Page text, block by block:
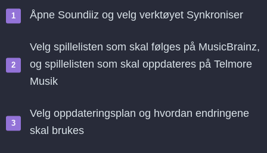
Åpne Soundiiz og velg verktøyet Synkroniser
Velg spillelisten som skal følges på MusicBrainz,
og spillelisten som skal oppdateres på Telmore
Musik
Velg oppdateringsplan og hvordan endringene
skal brukes